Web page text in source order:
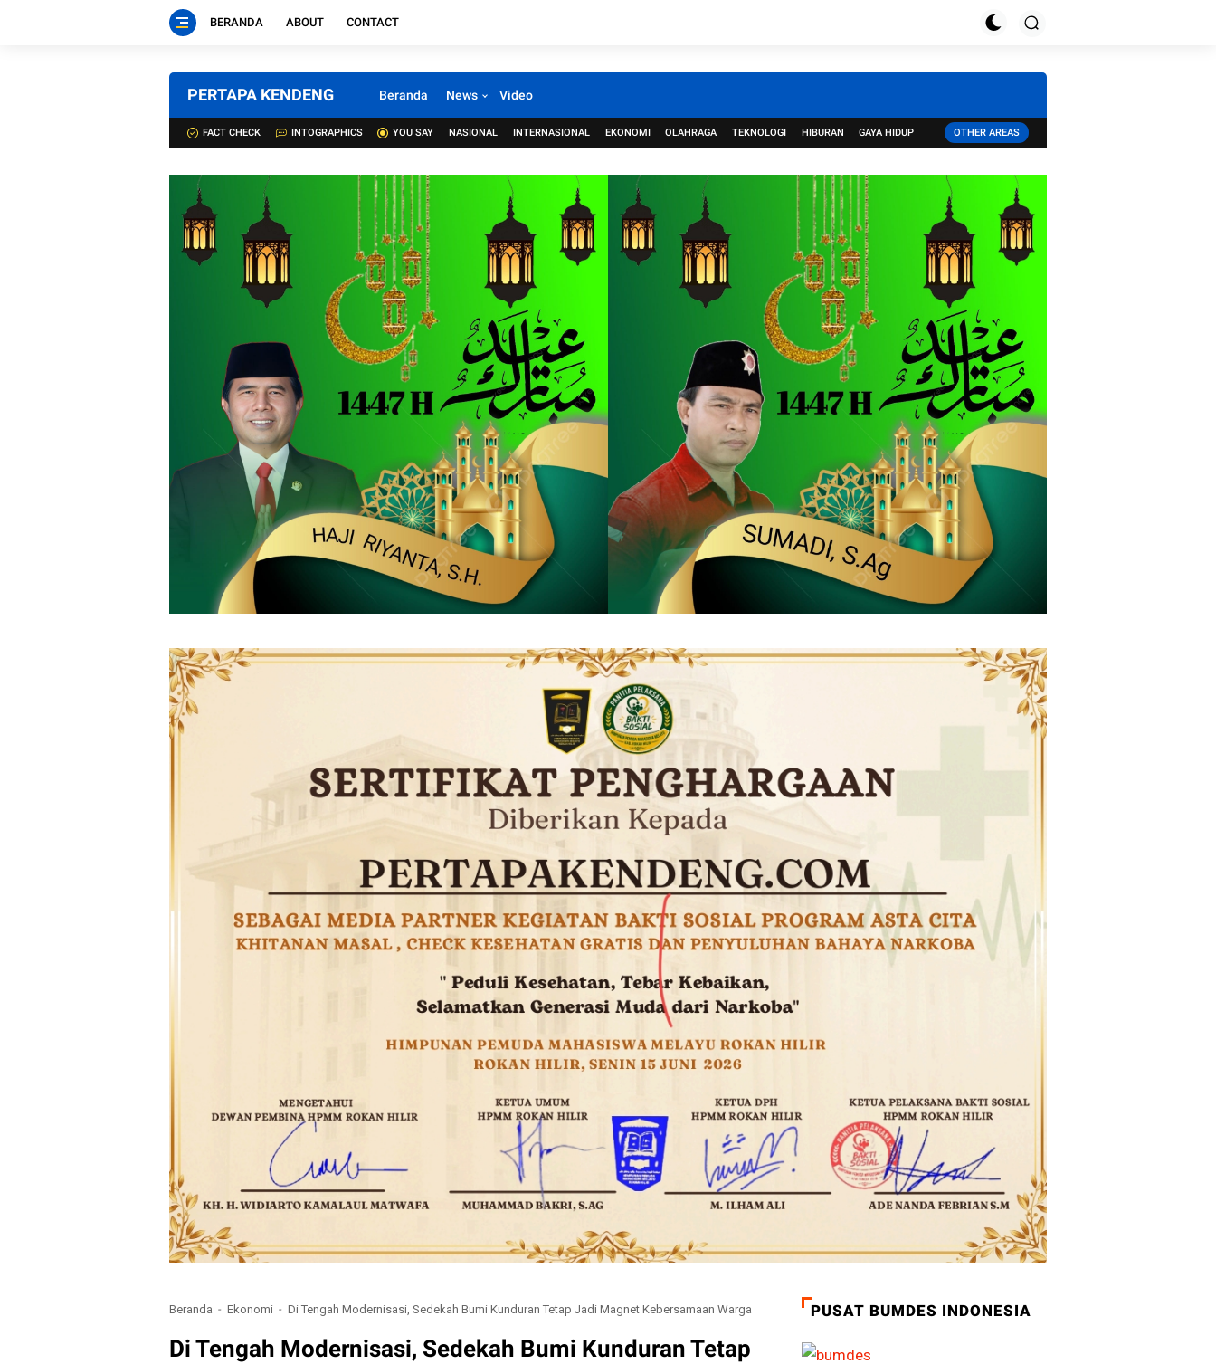
BERANDA ABOUT CONTACT
PERTAPA KENDENG Beranda News Video
FACT CHECK INTOGRAPHICS YOU SAY NASIONAL INTERNASIONAL EKONOMI OLAHRAGA TEKNOLOGI HIBURAN GAYA HIDUP OTHER AREAS
Beranda Ekonomi Di Tengah Modernisasi, Sedekah Bumi Kunduran Tetap Jadi Magnet Kebersamaan Warga
Di Tengah Modernisasi, Sedekah Bumi Kunduran Tetap
PUSAT BUMDES INDONESIA